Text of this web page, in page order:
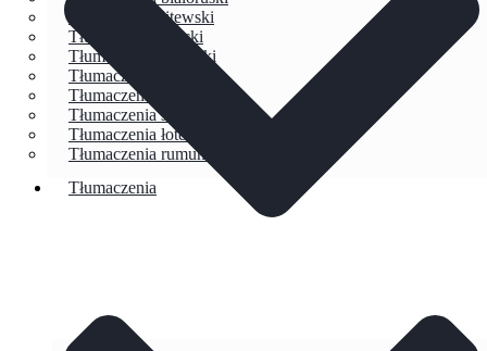
Tłumaczenia litewski
Tłumaczenia grecki
Tłumaczenia estoński
Tłumaczenia bułgarski
Tłumaczenia serbski
Tłumaczenia słoweński
Tłumaczenia łotewski
Tłumaczenia rumuński
Tłumaczenia